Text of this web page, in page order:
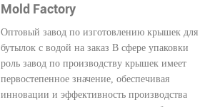
Mold Factory
Оптовый завод по изготовлению крышек для
бутылок с водой на заказ В сфере упаковки
роль завод по производству крышек имеет
первостепенное значение, обеспечивая
инновации и эффективность производства